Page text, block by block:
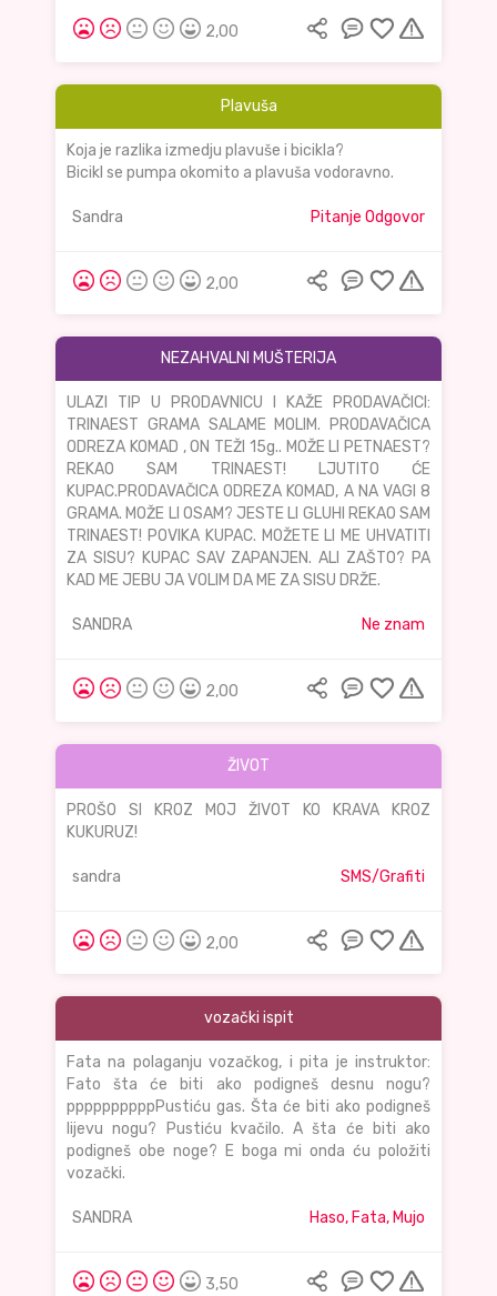
2,00
Plavuša
Koja je razlika izmedju plavuše i bicikla?
Bicikl se pumpa okomito a plavuša vodoravno.
Sandra Pitanje Odgovor
2,00
NEZAHVALNI MUŠTERIJA
ULAZI TIP U PRODAVNICU I KAŽE PRODAVAČICI:
TRINAEST GRAMA SALAME MOLIM. PRODAVAČICA
ODREZA KOMAD , ON TEŽI 15g.. MOŽE LI PETNAEST?
REKAO SAM TRINAEST! LJUTITO ĆE
KUPAC.PRODAVAČICA ODREZA KOMAD, A NA VAGI 8
GRAMA. MOŽE LI OSAM? JESTE LI GLUHI REKAO SAM
TRINAEST! POVIKA KUPAC. MOŽETE LI ME UHVATITI
ZA SISU? KUPAC SAV ZAPANJEN. ALI ZAŠTO? PA
KAD ME JEBU JA VOLIM DA ME ZA SISU DRŽE.
SANDRA Ne znam
2,00
ŽIVOT
PROŠO SI KROZ MOJ ŽIVOT KO KRAVA KROZ
KUKURUZ!
sandra SMS/Grafiti
2,00
vozački ispit
Fata na polaganju vozačkog, i pita je instruktor:
Fato šta će biti ako podigneš desnu nogu?
ppppppppppPustiću gas. Šta će biti ako podigneš
lijevu nogu? Pustiću kvačilo. A šta će biti ako
podigneš obe noge? E boga mi onda ću položiti
vozački.
SANDRA Haso, Fata, Mujo
3,50